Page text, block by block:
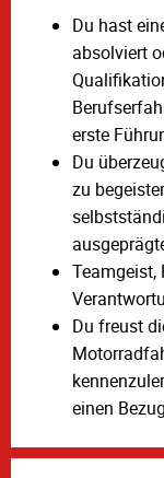
Du hast
absolviert
erste
Du
zu
Teamgeist,
Du freust
einen